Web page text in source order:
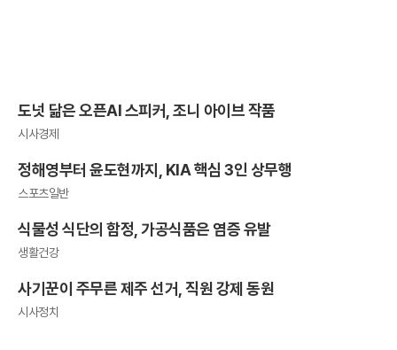
도넛 닮은 오픈AI 스피커, 조니 아이브 작품
시사경제
정해영부터 윤도현까지, KIA 핵심 3인 상무행
스포츠일반
식물성 식단의 함정, 가공식품은 염증 유발
생활건강
사기꾼이 주무른 제주 선거, 직원 강제 동원
시사정치